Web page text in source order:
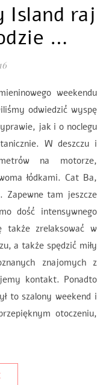
Island raj
…
weekendu
odwiedzić wyspę
jak i o noclegu
W deszczu i
na motorze,
łódkami. Cat Ba,
Zapewne tam jeszcze
intensywnego
także zrelaksować w
a także spędzić miły
znajomych z
kontakt. Ponadto
to szalony weekend i
otoczeniu,